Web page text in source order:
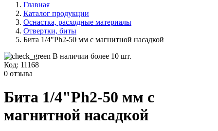
Главная
Каталог продукции
Оснастка, расходные материалы
Отвертки, биты
Бита 1/4"Ph2-50 мм с магнитной насадкой
В наличии более 10 шт.
Код: 11168
0 отзыва
Бита 1/4"Ph2-50 мм с
магнитной насадкой